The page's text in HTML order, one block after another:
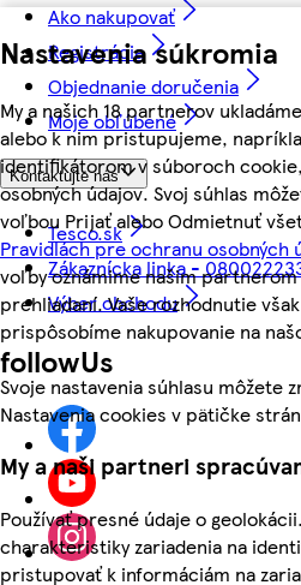
Nastavenia súkromia
My a našich 18 partnerov
alebo k nim pristupujeme,
identifikátorom v súboroch
osobných údajov. Svoj súhlas
voľbou Prijať alebo Odmietnuť
Pravidlách pre ochranu osobných
voľby oznámime našim
prehliadaní. Vaše rozhodnutie
prispôsobíme nakupovanie na
Svoje nastavenia súhlasu môžete
Nastavenia cookies v pätičke
My a naši partneri
Používať presné údaje o
charakteristiky zariadenia na
pristupovať k informáciám na
Ako nakupovať
Registrácia
Objednanie doručenia
Moje obľúbené
Kontaktujte nás
Tesco.sk
Zákaznícka linka -
Výber obchodu
followUs